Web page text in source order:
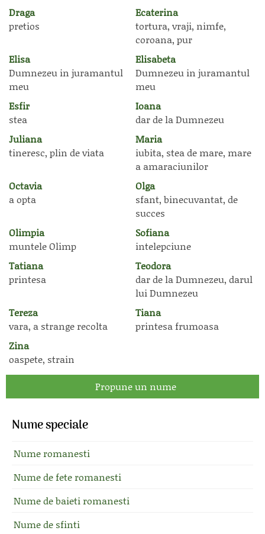
Draga
pretios
Ecaterina
tortura, vraji, nimfe,
coroana, pur
Elisa
Dumnezeu in juramantul
meu
Elisabeta
Dumnezeu in juramantul
meu
Esfir
stea
Ioana
dar de la Dumnezeu
Juliana
tineresc, plin de viata
Maria
iubita, stea de mare, mare
a amaraciunilor
Octavia
a opta
Olga
sfant, binecuvantat, de
succes
Olimpia
muntele Olimp
Sofiana
intelepciune
Tatiana
printesa
Teodora
dar de la Dumnezeu, darul
lui Dumnezeu
Tereza
vara, a strange recolta
Tiana
printesa frumoasa
Zina
oaspete, strain
Propune un nume
Nume speciale
Nume romanesti
Nume de fete romanesti
Nume de baieti romanesti
Nume de sfinti